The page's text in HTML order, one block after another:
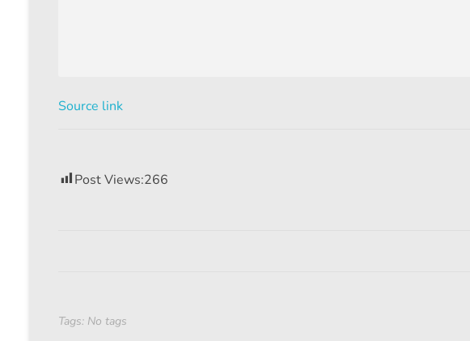
Source link
Post Views:266
Tags: No tags